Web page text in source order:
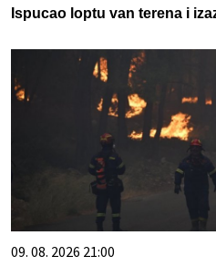
Ispucao loptu van terena i
09. 08. 2026 21:00